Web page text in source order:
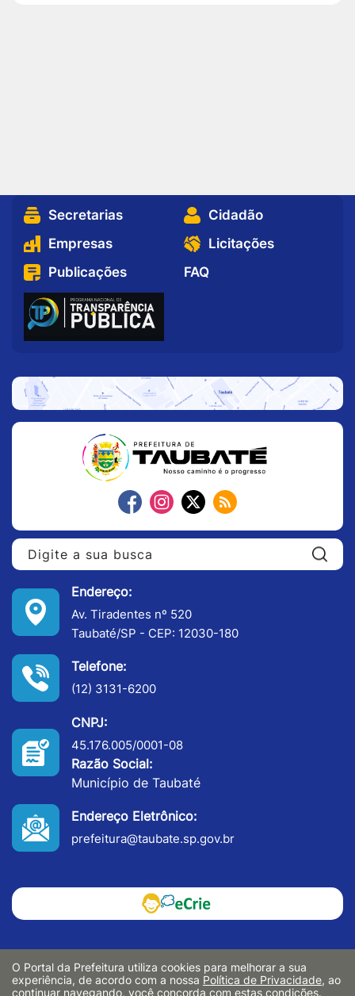
Secretarias
Cidadão
Empresas
Licitações
Publicações
FAQ
Endereço:
Av. Tiradentes nº 520
Taubaté/SP - CEP: 12030-180
Telefone:
(12) 3131-6200
CNPJ:
45.176.005/0001-08
Razão Social:
Município de Taubaté
Endereço Eletrônico:
prefeitura@taubate.sp.gov.br
O Portal da Prefeitura utiliza cookies para melhorar a sua
experiência, de acordo com a nossa Política de Privacidade, ao
continuar navegando, você concorda com estas condições.